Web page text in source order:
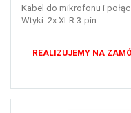
Kabel do mikrofonu i
Wtyki: 2x XLR 3-pin
REALIZUJEMY NA